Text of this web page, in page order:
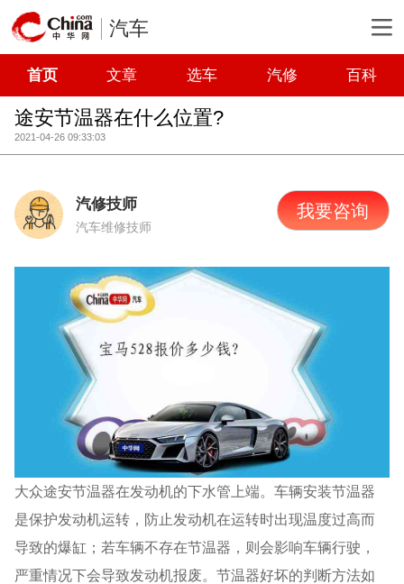
汽车
首页 文章 选车 汽修 百科
途安节温器在什么位置?
2021-04-26 09:33:03
汽修技师
汽车维修技师
我要咨询
大众途安节温器在发动机的下水管上端。车辆安装节温器
是保护发动机运转，防止发动机在运转时出现温度过高而
导致的爆缸；若车辆不存在节温器，则会影响车辆行驶，
严重情况下会导致发动机报废。节温器好坏的判断方法如